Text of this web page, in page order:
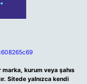
kurum veya şahıs
Sitede yalnızca kendi